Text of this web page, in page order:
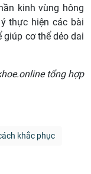
kinh vùng hông
thực hiện các bài
cơ thể dẻo dai
tổng hợp
khắc phục